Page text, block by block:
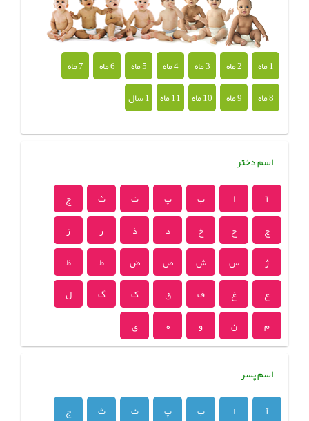
1 ماه 2 ماه 3 ماه 4 ماه 5 ماه 6 ماه
7 ماه
8 ماه
9 ماه 10 ماه 11 ماه 1 سال
اسم دختر
آ ا ب پ ت ث
ج
چ
ح خ د ذ ر
ز
ژ
س ش ص ض ط
ظ
ع
غ ف ق ک گ
ل
م
ن و ه ی
اسم پسر
آ ا ب پ ت ث
ج